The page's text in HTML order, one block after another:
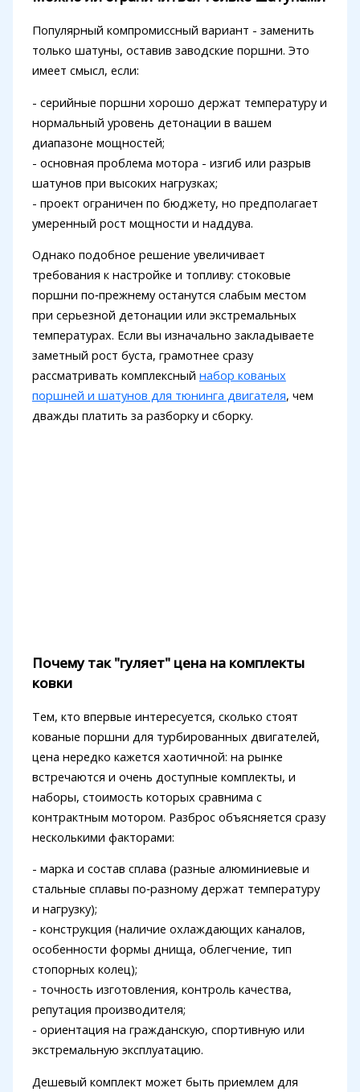
Популярный компромиссный вариант - заменить
только шатуны, оставив заводские поршни. Это
имеет смысл, если:
- серийные поршни хорошо держат температуру и
нормальный уровень детонации в вашем
диапазоне мощностей;
- основная проблема мотора - изгиб или разрыв
шатунов при высоких нагрузках;
- проект ограничен по бюджету, но предполагает
умеренный рост мощности и наддува.
Однако подобное решение увеличивает
требования к настройке и топливу: стоковые
поршни по‑прежнему останутся слабым местом
при серьезной детонации или экстремальных
температурах. Если вы изначально закладываете
заметный рост буста, грамотнее сразу
рассматривать комплексный набор кованых
поршней и шатунов для тюнинга двигателя, чем
дважды платить за разборку и сборку.
Почему так "гуляет" цена на комплекты
ковки
Тем, кто впервые интересуется, сколько стоят
кованые поршни для турбированных двигателей,
цена нередко кажется хаотичной: на рынке
встречаются и очень доступные комплекты, и
наборы, стоимость которых сравнима с
контрактным мотором. Разброс объясняется сразу
несколькими факторами:
- марка и состав сплава (разные алюминиевые и
стальные сплавы по‑разному держат температуру
и нагрузку);
- конструкция (наличие охлаждающих каналов,
особенности формы днища, облегчение, тип
стопорных колец);
- точность изготовления, контроль качества,
репутация производителя;
- ориентация на гражданскую, спортивную или
экстремальную эксплуатацию.
Дешевый комплект может быть приемлем для